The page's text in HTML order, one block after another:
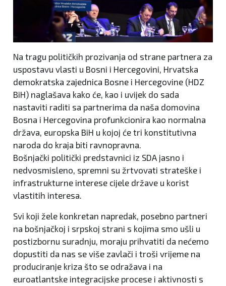
Na tragu političkih prozivanja od strane partnera za
uspostavu vlasti u Bosni i Hercegovini, Hrvatska
demokratska zajednica Bosne i Hercegovine (HDZ
BiH) naglašava kako će, kao i uvijek do sada
nastaviti raditi sa partnerima da naša domovina
Bosna i Hercegovina profunkcionira kao normalna
država, europska BiH u kojoj će tri konstitutivna
naroda do kraja biti ravnopravna.
Bošnjački politički predstavnici iz SDA jasno i
nedvosmisleno, spremni su žrtvovati strateške i
infrastrukturne interese cijele države u korist
vlastitih interesa.
Svi koji žele konkretan napredak, posebno partneri
na bošnjačkoj i srpskoj strani s kojima smo ušli u
postizbornu suradnju, moraju prihvatiti da nećemo
dopustiti da nas se više zavlači i troši vrijeme na
produciranje kriza što se odražava i na
euroatlantske integracijske procese i aktivnosti s